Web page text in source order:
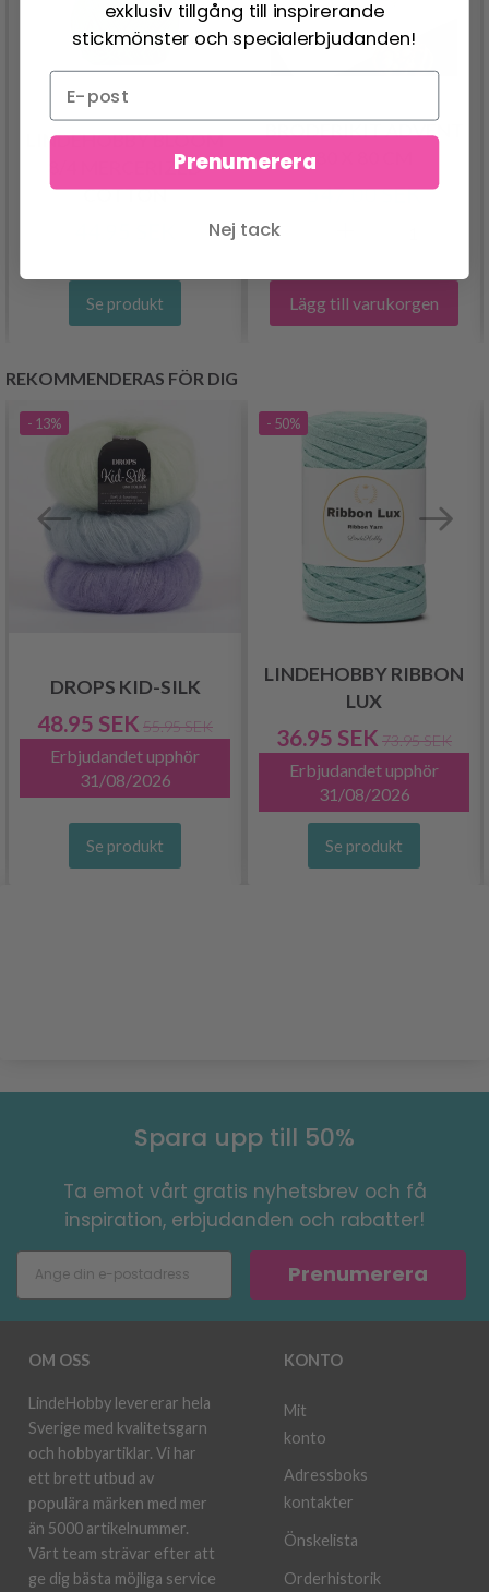
LINDEHOBBY BLOOM
8/4 MERCERIZED
COTTON
Se produkt
BRODERIKIT ADVENT
547.00 SEK
Lägg till varukorgen
REKOMMENDERAS FÖR DIG
- 13%
DROPS KID-SILK
48.95 SEK 55.95 SEK
Erbjudandet upphör
31/08/2026
Se produkt
- 50%
LINDEHOBBY RIBBON
LUX
36.95 SEK 73.95 SEK
Erbjudandet upphör
31/08/2026
Se produkt
Spara upp till 50%
Ta emot vårt gratis nyhetsbrev och få
inspiration, erbjudanden och rabatter!
Prenumerera
OM OSS
LindeHobby levererar hela
Sverige med kvalitetsgarn
och hobbyartiklar. Vi har
ett brett utbud av
populära märken med mer
än 5000 artikelnummer.
Vårt team strävar efter att
ge dig bästa möjliga service
KONTO
Mit
konto
Adressboks
kontakter
Önskelista
Orderhistorik
exklusiv tillgång till inspirerande
stickmönster och specialerbjudanden!
Prenumerera
Nej tack